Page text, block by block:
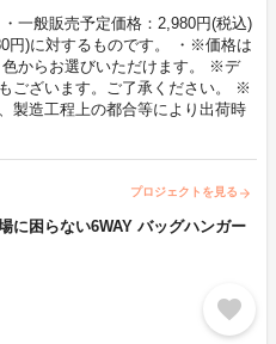
一般販売予定価格：2,980円(税込)
円)に対するものです。 ・※価格は
からお選びいただけます。 ※デ
ございます。ご了承ください。 ※
製造工程上の都合等により出荷時
プロジェクトを見る arrow_forward
に困らない6WAY バッグハンガー
favorite